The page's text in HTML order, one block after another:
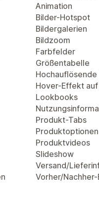
Animation
Bilder-Hotspot
Bildergalerien
Bildzoom
Farbfelder
Größentabelle
Hochauflösende
Hover-Effekt auf
Lookbooks
Produkt-Tabs
Produktoptionen
Produktvideos
Slideshow
Versand/
Vorher/